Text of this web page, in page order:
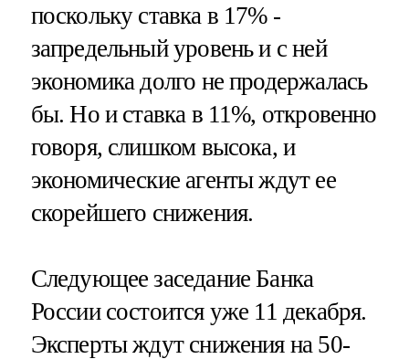
поскольку ставка в 17% -
запредельный уровень и с ней
экономика долго не продержалась
бы. Но и ставка в 11%, откровенно
говоря, слишком высока, и
экономические агенты ждут ее
скорейшего снижения.
Следующее заседание Банка
России состоится уже 11 декабря.
Эксперты ждут снижения на 50-